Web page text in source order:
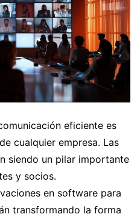
eficiente es
cualquier empresa. Las
siendo un pilar importante
y socios.
en software para
transformando la forma